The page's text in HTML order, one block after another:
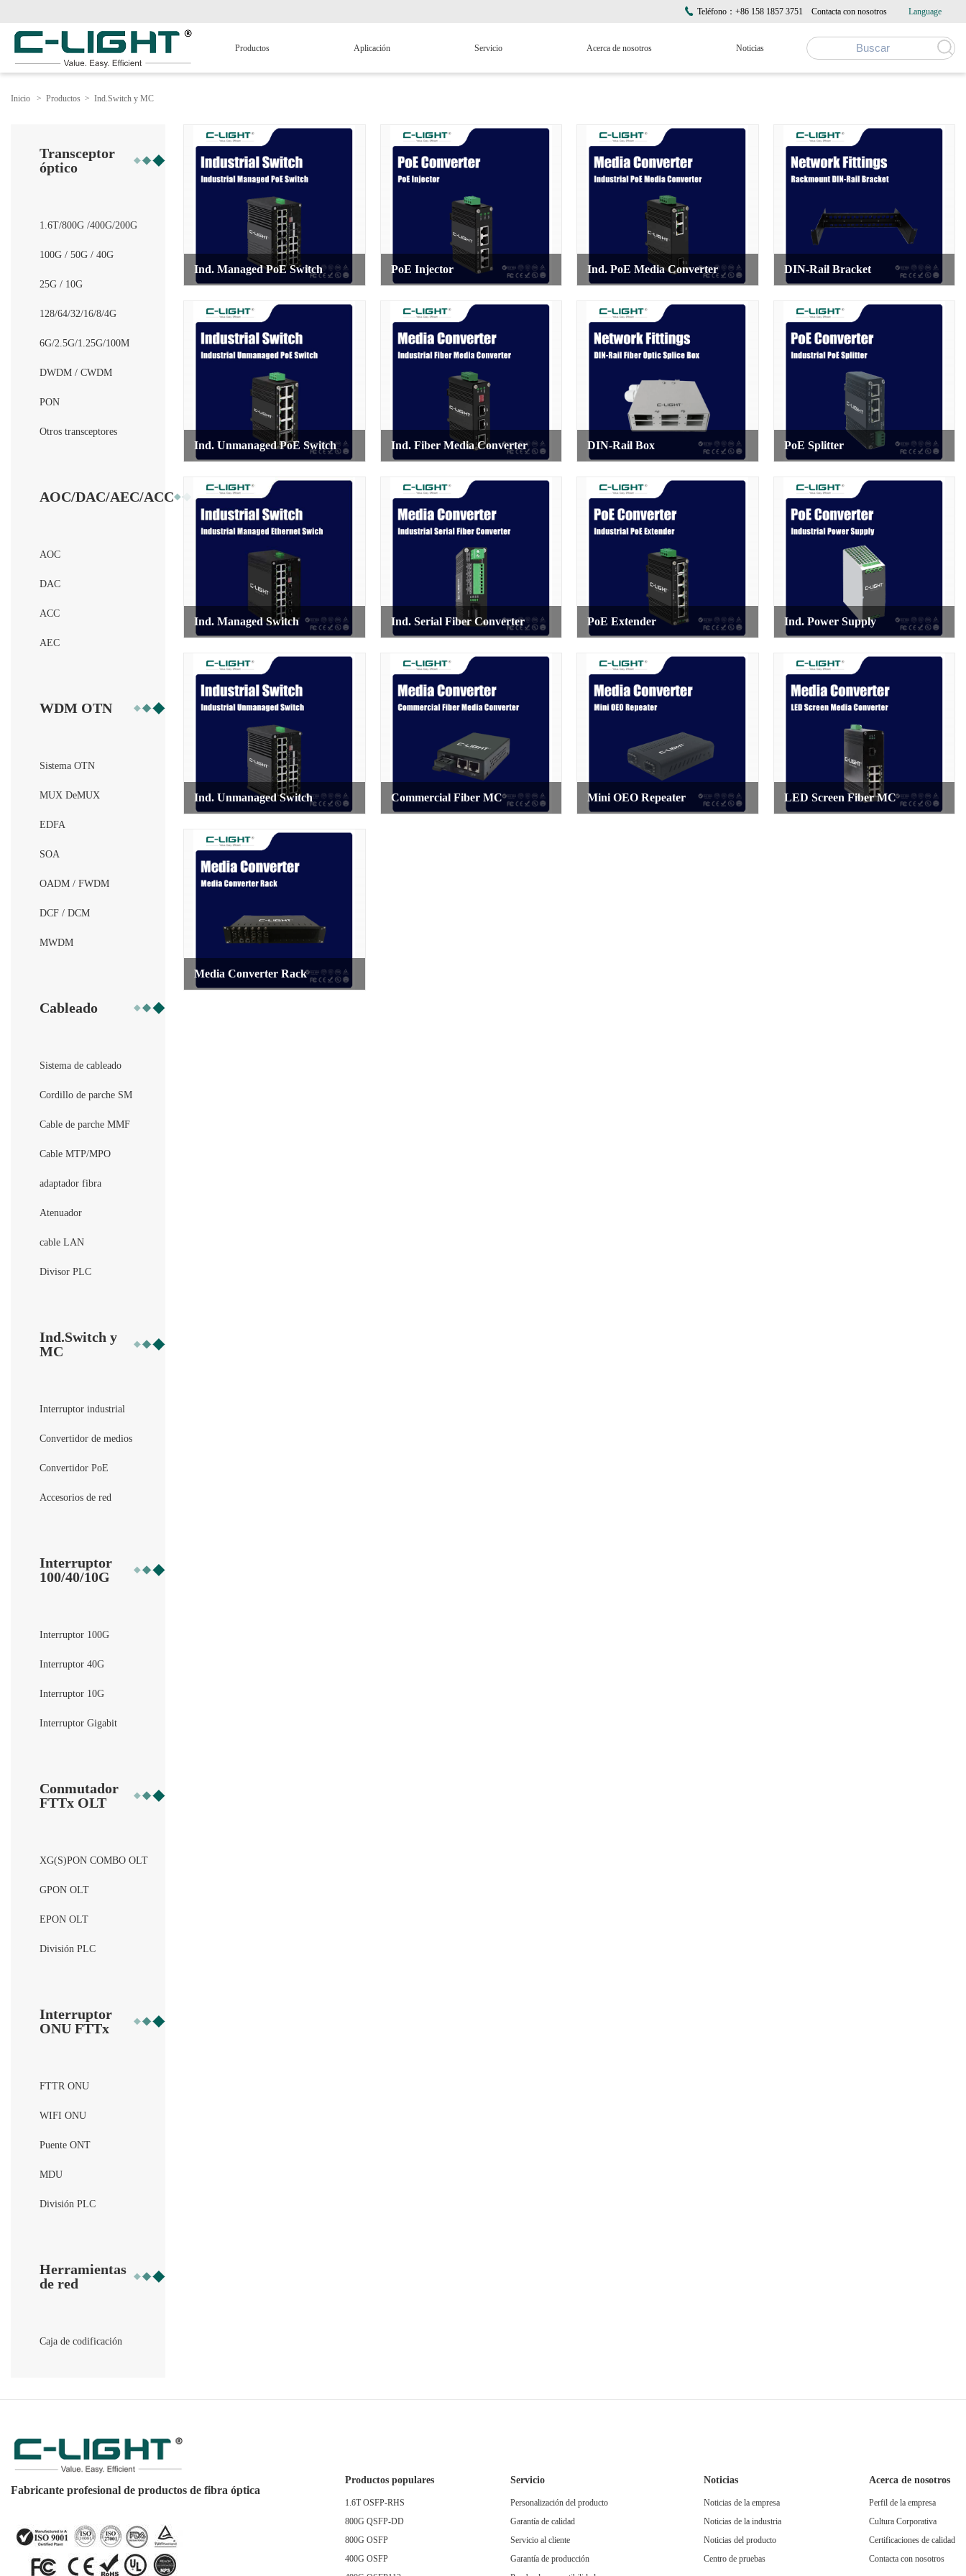
Teléfono：+86 158 1857 3751 Contacta con nosotros Language
Productos Aplicación Servicio Acerca de nosotros Noticias
Inicio > Productos > Ind.Switch y MC
Transceptor
óptico
1.6T/800G /400G/200G
100G / 50G / 40G
25G / 10G
128/64/32/16/8/4G
6G/2.5G/1.25G/100M
DWDM / CWDM
PON
Otros transceptores
AOC/DAC/AEC/ACC
AOC
DAC
ACC
AEC
WDM OTN
Sistema OTN
MUX DeMUX
EDFA
SOA
OADM / FWDM
DCF / DCM
MWDM
Cableado
Sistema de cableado
Cordillo de parche SM
Cable de parche MMF
Cable MTP/MPO
adaptador fibra
Atenuador
cable LAN
Divisor PLC
Ind.Switch y
MC
Interruptor industrial
Convertidor de medios
Convertidor PoE
Accesorios de red
Interruptor
100/40/10G
Interruptor 100G
Interruptor 40G
Interruptor 10G
Interruptor Gigabit
Conmutador
FTTx OLT
XG(S)PON COMBO OLT
GPON OLT
EPON OLT
División PLC
Interruptor
ONU FTTx
FTTR ONU
WIFI ONU
Puente ONT
MDU
División PLC
Herramientas
de red
Caja de codificación
Ind. Managed PoE Switch PoE Injector Ind. PoE Media Converter DIN-Rail Bracket
Ind. Unmanaged PoE Switch Ind. Fiber Media Converter DIN-Rail Box PoE Splitter
Ind. Managed Switch Ind. Serial Fiber Converter PoE Extender Ind. Power Supply
Ind. Unmanaged Switch Commercial Fiber MC Mini OEO Repeater LED Screen Fiber MC
Media Converter Rack
Fabricante profesional de productos de fibra óptica
Productos populares
1.6T OSFP-RHS
800G QSFP-DD
800G OSFP
400G OSFP
Servicio
Personalización del producto
Garantía de calidad
Servicio al cliente
Garantía de producción
Noticias
Noticias de la empresa
Noticias de la industria
Noticias del producto
Centro de pruebas
Acerca de nosotros
Perfil de la empresa
Cultura Corporativa
Certificaciones de calidad
Contacta con nosotros